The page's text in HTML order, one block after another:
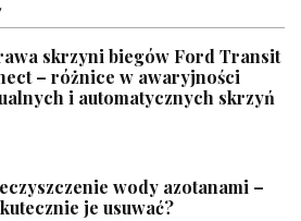
skrzyni biegów Ford Transit
– różnice w awaryjności
i automatycznych skrzyń
wody azotanami –
je usuwać?